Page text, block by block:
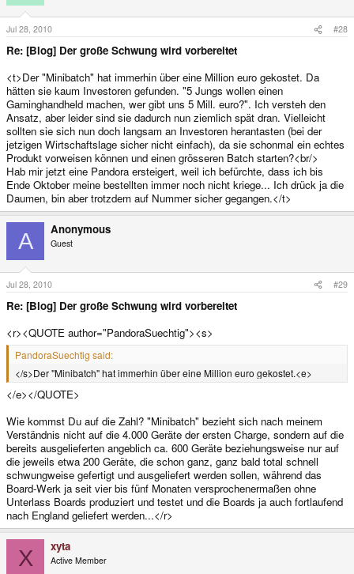
Jul 28, 2010 #28
Re: [Blog] Der große Schwung wird vorbereitet
<t>Der "Minibatch" hat immerhin über eine Million euro gekostet. Da
hätten sie kaum Investoren gefunden. "5 Jungs wollen einen
Gaminghandheld machen, wer gibt uns 5 Mill. euro?". Ich versteh den
Ansatz, aber leider sind sie dadurch nun ziemlich spät dran. Vielleicht
sollten sie sich nun doch langsam an Investoren herantasten (bei der
jetzigen Wirtschaftslage sicher nicht einfach), da sie schonmal ein echtes
Produkt vorweisen können und einen grösseren Batch starten?<br/>
Hab mir jetzt eine Pandora ersteigert, weil ich befürchte, dass ich bis
Ende Oktober meine bestellten immer noch nicht kriege... Ich drück ja die
Daumen, bin aber trotzdem auf Nummer sicher gegangen.</t>
A Anonymous
Guest
Jul 28, 2010 #29
Re: [Blog] Der große Schwung wird vorbereitet
<r><QUOTE author="PandoraSuechtig"><s>
PandoraSuechtig said:
</s>Der "Minibatch" hat immerhin über eine Million euro gekostet.<e>
</e></QUOTE>
Wie kommst Du auf die Zahl? "Minibatch" bezieht sich nach meinem
Verständnis nicht auf die 4.000 Geräte der ersten Charge, sondern auf die
bereits ausgelieferten angeblich ca. 600 Geräte beziehungsweise nur auf
die jeweils etwa 200 Geräte, die schon ganz, ganz bald total schnell
schwungweise gefertigt und ausgeliefert werden sollen, während das
Board-Werk ja seit vier bis fünf Monaten versprochenermaßen ohne
Unterlass Boards produziert und testet und die Boards ja auch fortlaufend
nach England geliefert werden...</r>
X xyta
Active Member